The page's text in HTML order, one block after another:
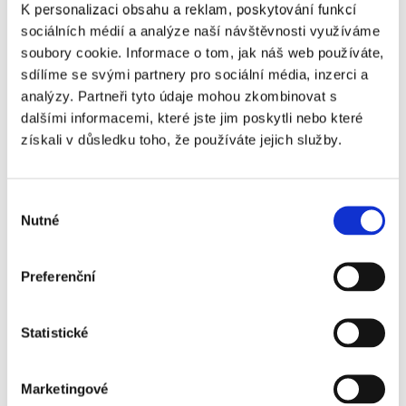
K personalizaci obsahu a reklam, poskytování funkcí
sociálních médií a analýze naší návštěvnosti využíváme
soubory cookie. Informace o tom, jak náš web používáte,
sdílíme se svými partnery pro sociální média, inzerci a
analýzy. Partneři tyto údaje mohou zkombinovat s
dalšími informacemi, které jste jim poskytli nebo které
získali v důsledku toho, že používáte jejich služby.
souhlasu
Nutné
Preferenční
Statistické
Marketingové
nebo domu, není to dvakrát příjemné.
Připravili jsme pro vás šest tipů, jak si to
usnadnit v letních vysokých teplotách.
Číst více